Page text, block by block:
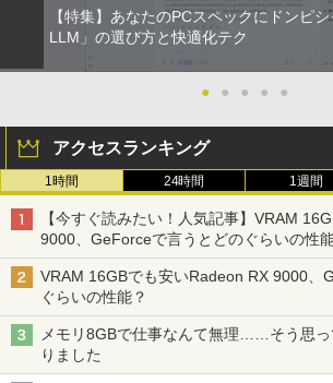
Xiaomi シャオミ
レスイヤホン Bluetooth
￥250
みきった日本の水 2L 8
] [ 水 ] [ ペットボトル ]
] [ 水分補給 ]
￥998
￥810
【特集】あなたのPCスペックにドンピ
LLM」の選び方と快適化テク
● ● ● ● ●
アクセスランキング
1時間 24時間 1週間
【今すぐ読みたい！人気記事】VRAM
9000、GeForceで言うとどのぐらいの性
VRAM 16GBでも安いRadeon RX 9000、
ぐらいの性能？
メモリ8GBで仕事なんて無理……そう思
りました